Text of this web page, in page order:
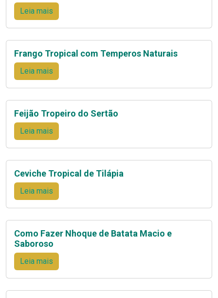
Leia mais
Frango Tropical com Temperos Naturais
Leia mais
Feijão Tropeiro do Sertão
Leia mais
Ceviche Tropical de Tilápia
Leia mais
Como Fazer Nhoque de Batata Macio e
Saboroso
Leia mais